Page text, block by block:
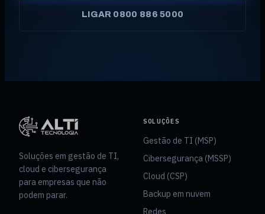
LIGAR 0800 886 5000
Soluções em gestão de TI,
cloud e cibersegurança
para empresas que não
podem parar.
SOLUÇÕES
Gestão de TI (MSP)
Cibersegurança (MSSP)
Cloud (CSP)
Backup em nuvem
Redes